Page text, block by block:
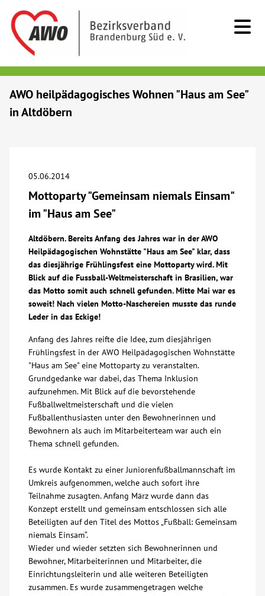
Senioren
Begegnung
Bildung
Über uns
Veranstaltungen
Spenden
Mitmachen
Karriere
Glossar
Suche
Kontakt
AWO BB Süd
AWO heilpädagogisches Wohnen "Haus am See"
in Altdöbern
05.06.2014
Mottoparty "Gemeinsam niemals Einsam"
im "Haus am See"
Altdöbern. Bereits Anfang des Jahres war in der AWO
Heilpädagogischen Wohnstätte "Haus am See" klar, dass
das diesjährige Frühlingsfest eine Mottoparty wird. Mit
Blick auf die Fussball-Weltmeisterschaft in Brasilien, war
das Motto somit auch schnell gefunden. Mitte Mai war es
soweit! Nach vielen Motto-Naschereien musste das runde
Leder in das Eckige!
Anfang des Jahres reifte die Idee, zum diesjährigen
Frühlingsfest in der AWO Heilpädagogischen Wohnstätte
"Haus am See" eine Mottoparty zu veranstalten.
Grundgedanke war dabei, das Thema Inklusion
aufzunehmen. Mit Blick auf die bevorstehende
Fußballweltmeisterschaft und die vielen
Fußballenthusiasten unter den Bewohnerinnen und
Bewohnern als auch im Mitarbeiterteam war auch ein
Thema schnell gefunden.
Es wurde Kontakt zu einer Juniorenfußballmannschaft im
Umkreis aufgenommen, welche auch sofort ihre
Teilnahme zusagten. Anfang März wurde dann das
Konzept erstellt und gemeinsam entschlossen sich alle
Beteiligten auf den Titel des Mottos „Fußball: Gemeinsam
niemals Einsam“.
Wieder und wieder setzten sich Bewohnerinnen und
Bewohner, Mitarbeiterinnen und Mitarbeiter, die
Einrichtungsleiterin und alle weiteren Beteiligten
zusammen. Es wurde zusammengetragen welche